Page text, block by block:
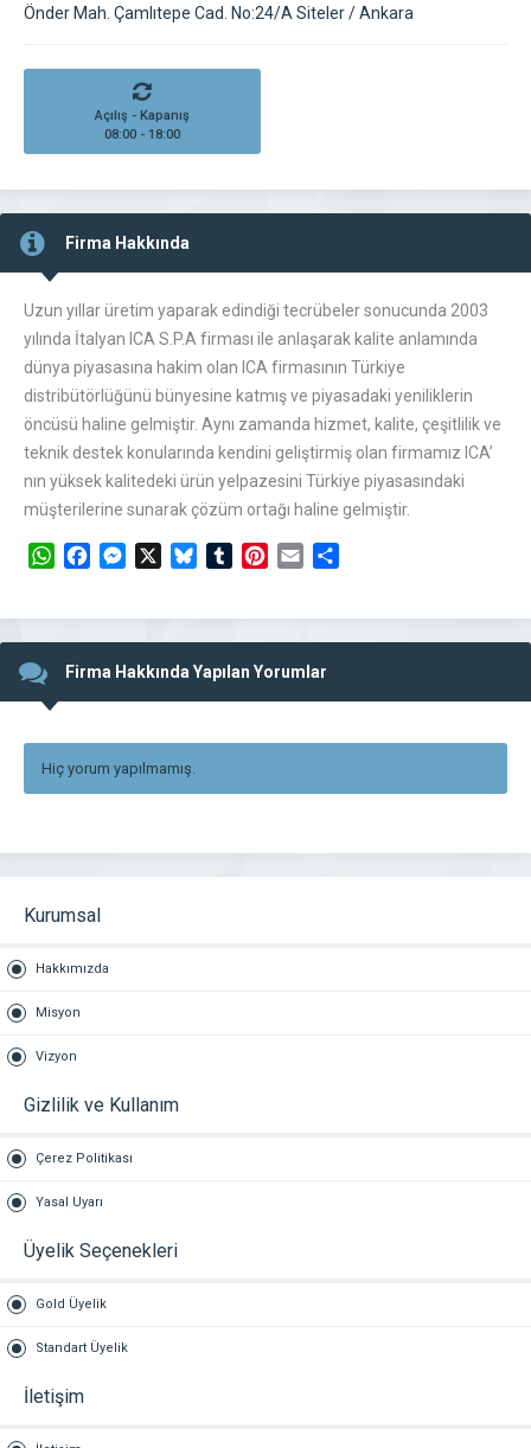
Önder Mah. Çamlıtepe Cad. No:24/A Siteler / Ankara
Açılış - Kapanış
08:00 - 18:00
Firma Hakkında
Uzun yıllar üretim yaparak edindiği tecrübeler sonucunda 2003
yılında İtalyan ICA S.P.A firması ile anlaşarak kalite anlamında
dünya piyasasına hakim olan ICA firmasının Türkiye
distribütörlüğünü bünyesine katmış ve piyasadaki yeniliklerin
öncüsü haline gelmiştir. Aynı zamanda hizmet, kalite, çeşitlilik ve
teknik destek konularında kendini geliştirmiş olan firmamız ICA’
nın yüksek kalitedeki ürün yelpazesini Türkiye piyasasındaki
müşterilerine sunarak çözüm ortağı haline gelmiştir.
WhatsAppFacebookMessengerBlueskyTumblrPinterest
Email
Firma Hakkında Yapılan Yorumlar
Hiç yorum yapılmamış.
Kurumsal
Hakkımızda
Misyon
Vizyon
Gizlilik ve Kullanım
Çerez Politikası
Yasal Uyarı
Üyelik Seçenekleri
Gold Üyelik
Standart Üyelik
İletişim